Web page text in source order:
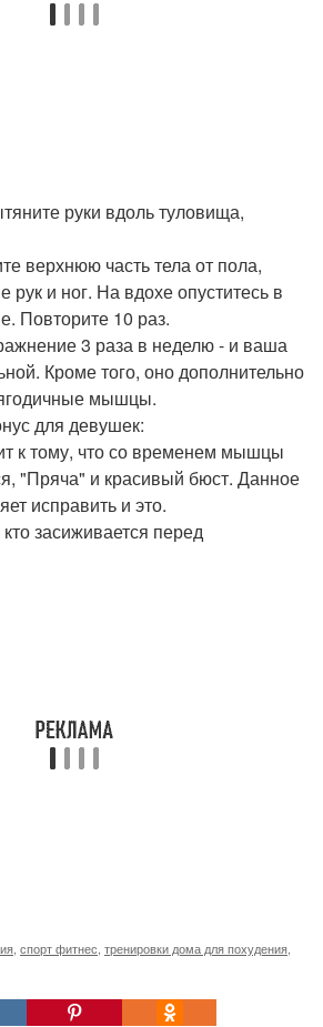
руки вдоль туловища,
верхнюю часть тела от пола,
рук и ног. На вдохе опуститесь в
Повторите 10 раз.
3 раза в неделю - и ваша
Кроме того, оно дополнительно
мышцы.
для девушек:
к тому, что со временем мышцы
"Пряча" и красивый бюст. Данное
исправить и это.
засиживается перед
, спорт фитнес, тренировки дома для похудения,